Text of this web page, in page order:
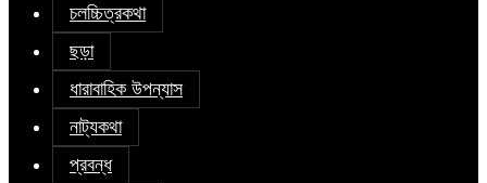
চলচ্চিত্রকথা
ছড়া
ধারাবাহিক উপন্যাস
নাট্যকথা
প্রবন্ধ